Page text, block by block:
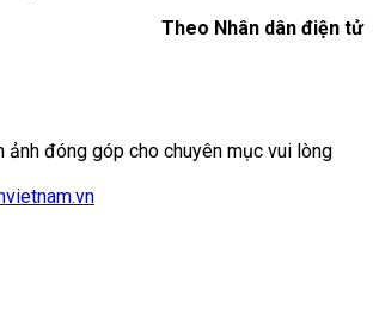
Theo Nhân dân điện tử
ảnh đóng góp cho chuyên mục vui lòng